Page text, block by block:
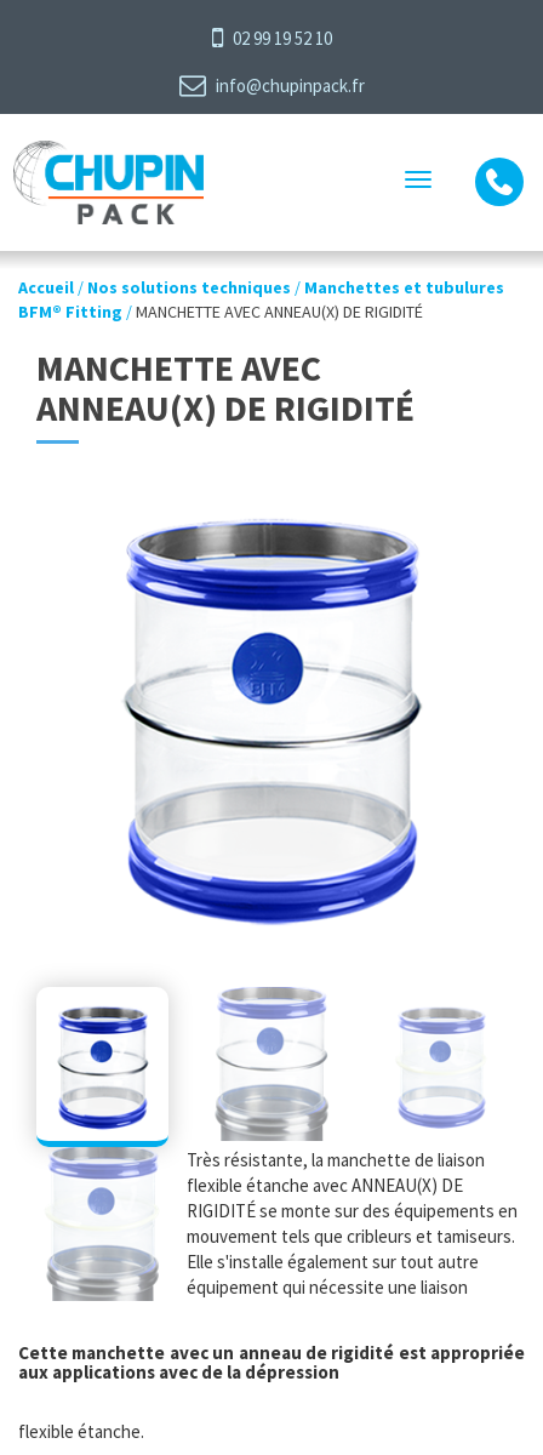
02 99 19 52 10
info@chupinpack.fr
Toggle
navigation
Accueil / Nos solutions techniques / Manchettes et tubulures
BFM® Fitting /MANCHETTE AVEC ANNEAU(X) DE RIGIDITÉ
MANCHETTE AVEC
ANNEAU(X) DE RIGIDITÉ
Cette manchette avec un anneau de rigidité est appropriée
aux applications avec de la dépression
Très résistante, la manchette de liaison
flexible étanche avec ANNEAU(X) DE
RIGIDITÉ se monte sur des équipements en
mouvement tels que cribleurs et tamiseurs.
Elle s'installe également sur tout autre
équipement qui nécessite une liaison
flexible étanche.